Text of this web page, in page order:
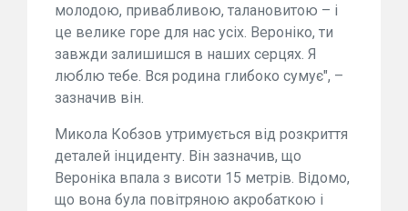
молодою, привабливою, талановитою – і
це велике горе для нас усіх. Вероніко, ти
завжди залишишся в наших серцях. Я
люблю тебе. Вся родина глибоко сумує", –
зазначив він.
Микола Кобзов утримується від розкриття
деталей інциденту. Він зазначив, що
Вероніка впала з висоти 15 метрів. Відомо,
що вона була повітряною акробаткою і